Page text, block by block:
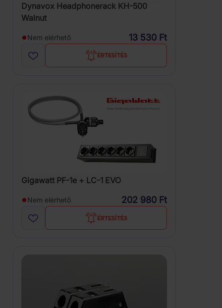
Dynavox Headphonerack KH-500
Walnut
Nem elérhető 13 530 Ft
ÉRTESÍTÉS
Gigawatt PF-1e + LC-1 EVO
Nem elérhető 202 980 Ft
ÉRTESÍTÉS